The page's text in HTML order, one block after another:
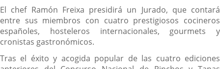
El chef Ramón Freixa presidirá un Jurado, que contará
entre sus miembros con cuatro prestigiosos cocineros
españoles, hosteleros internacionales, gourmets y
cronistas gastronómicos.
Tras el éxito y acogida popular de las cuatro ediciones